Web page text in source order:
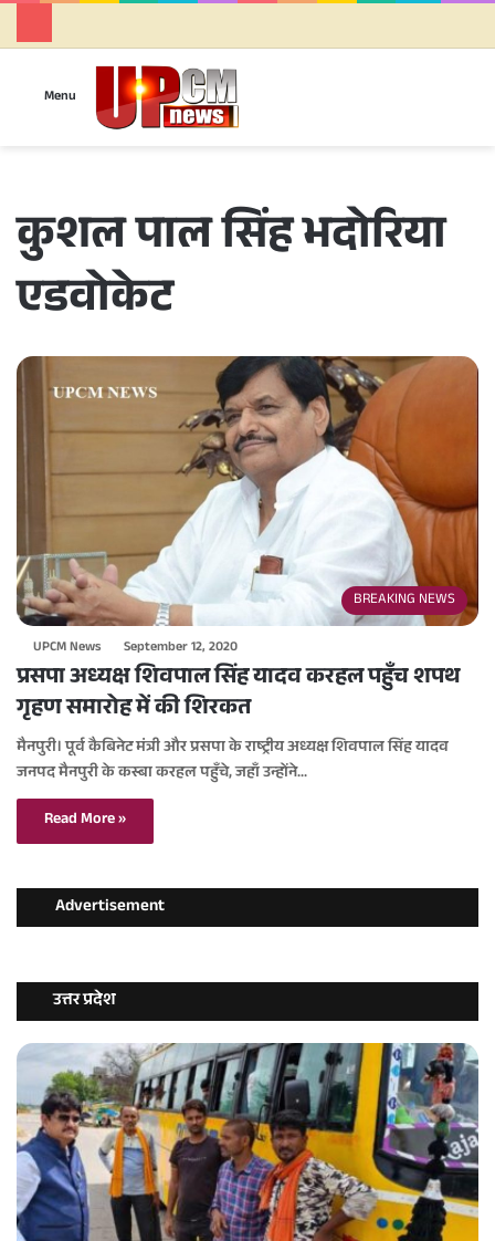
Menu
कुशल पाल सिंह भदोरिया
एडवोकेट
BREAKING NEWS
UPCM News September 12, 2020
प्रसपा अध्यक्ष शिवपाल सिंह यादव करहल पहुँच शपथ
गृहण समारोह में की शिरकत
मैनपुरी। पूर्व कैबिनेट मंत्री और प्रसपा के राष्ट्रीय अध्यक्ष शिवपाल सिंह यादव
जनपद मैनपुरी के कस्बा करहल पहुँचे, जहाँ उन्होंने…
Read More »
Advertisement
उत्तर प्रदेश